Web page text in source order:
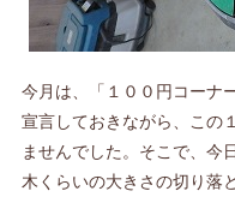
今月は、「１００円コーナ
宣言しておきながら、この
ませんでした。そこで、今
木くらいの大きさの切り落